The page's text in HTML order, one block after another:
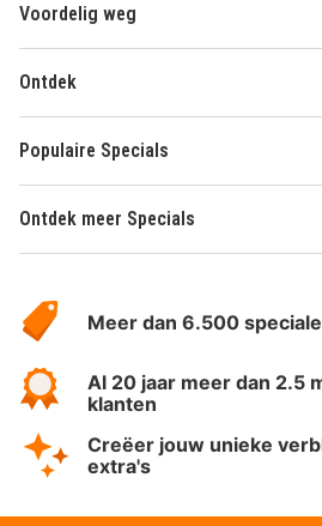
Voordelig weg
Ontdek
Populaire Specials
Ontdek meer Specials
HotelSpecials
Meer dan 6.500
Al 20 jaar meer dan 2.5
klanten
Creëer jouw unieke
extra's